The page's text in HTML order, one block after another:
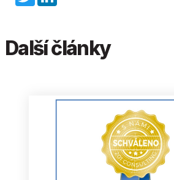
Další články